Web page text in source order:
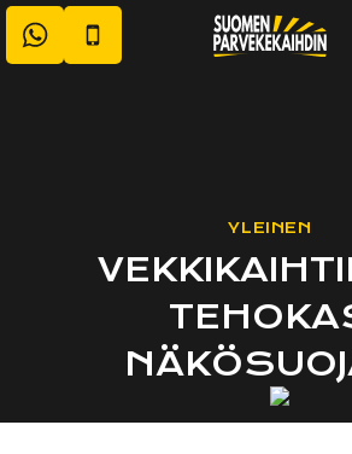
Siirry
sisältöön
YLEINEN